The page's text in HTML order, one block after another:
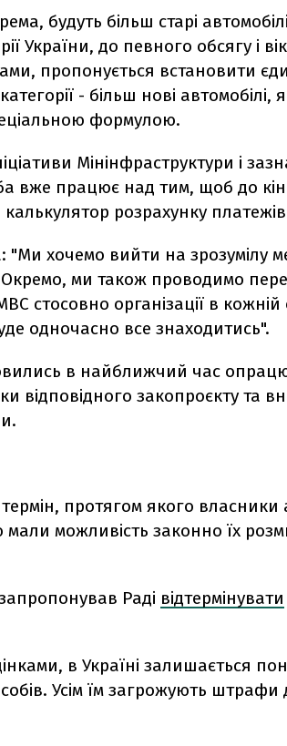
будуть більш старі
України, до певного обсягу і
пропонується встановити
- більш нові автомобілі,
формулою.
Мінінфраструктури і
вже працює над тим, щоб до
розрахунку
"Ми хочемо вийти на зрозумілу
Окремо, ми також проводимо
стосовно організації в кожній
одночасно все знаходитись".
в найближчий час
відповідного закопроєкту та
протягом якого власники
мали можливість законно їх
Раді відтермінувати
в Україні залишається
Усім їм загрожують штрафи